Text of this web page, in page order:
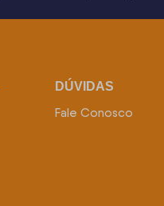
DÚVIDAS
Fale Conosco